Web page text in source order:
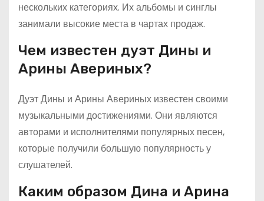
нескольких категориях. Их альбомы и синглы
занимали высокие места в чартах продаж.
Чем известен дуэт Дины и
Арины Авериных?
Дуэт Дины и Арины Авериных известен своими
музыкальными достижениями. Они являются
авторами и исполнителями популярных песен,
которые получили большую популярность у
слушателей.
Каким образом Дина и Арина